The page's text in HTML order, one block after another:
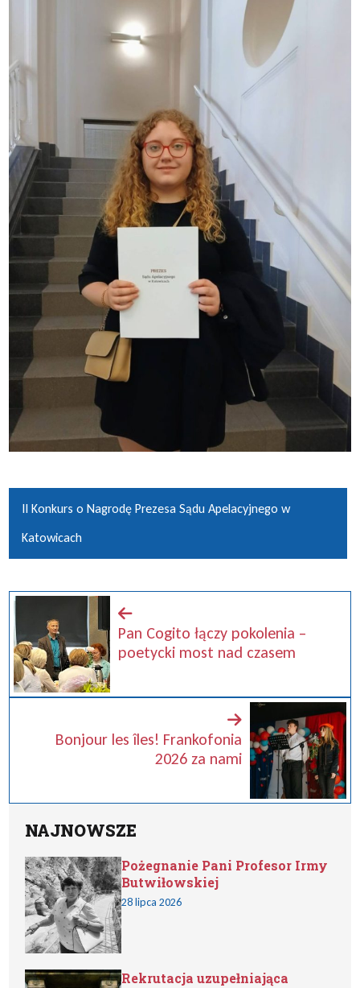
II Konkurs o Nagrodę Prezesa Sądu Apelacyjnego w
Katowicach
Pan Cogito łączy pokolenia –
poetycki most nad czasem
Bonjour les îles! Frankofonia
2026 za nami
NAJNOWSZE
Pożegnanie Pani Profesor Irmy
Butwiłowskiej
28 lipca 2026
Rekrutacja uzupełniająca